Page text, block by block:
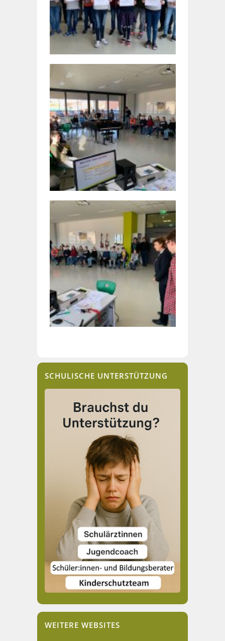
SCHULISCHE UNTERSTÜTZUNG
WEITERE WEBSITES